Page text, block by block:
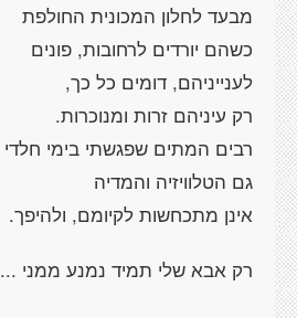
מבעד לחלון המכונית החולפת
כשהם יורדים לרחובות, פונים
לענייניהם, דומים כל כך,
רק עיניהם זרות ומנוכרות.
רבים המתים שפגשתי בימי חלדי
גם הטלוויזיה והמדיה
אינן מתכחשות לקיומם, ולהיפך.
רק אבא שלי תמיד נמנע ממני ...